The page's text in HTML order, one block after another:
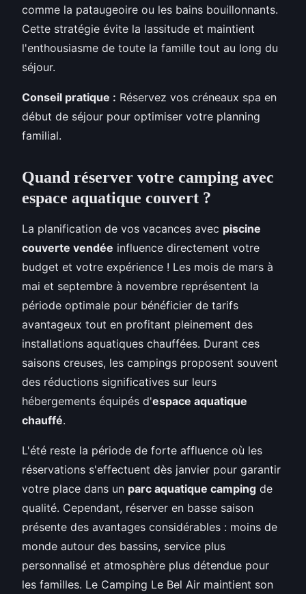
comme la pataugeoire ou les bains bouillonnants.
Cette stratégie évite la lassitude et maintient
l'enthousiasme de toute la famille tout au long du
séjour.
Conseil pratique : Réservez vos créneaux spa en
début de séjour pour optimiser votre planning
familial.
Quand réserver votre camping avec
espace aquatique couvert ?
La planification de vos vacances avec piscine
couverte vendée influence directement votre
budget et votre expérience ! Les mois de mars à
mai et septembre à novembre représentent la
période optimale pour bénéficier de tarifs
avantageux tout en profitant pleinement des
installations aquatiques chauffées. Durant ces
saisons creuses, les campings proposent souvent
des réductions significatives sur leurs
hébergements équipés d'espace aquatique
chauffé.
L'été reste la période de forte affluence où les
réservations s'effectuent dès janvier pour garantir
votre place dans un parc aquatique camping de
qualité. Cependant, réserver en basse saison
présente des avantages considérables : moins de
monde autour des bassins, service plus
personnalisé et atmosphère plus détendue pour
les familles. Le Camping Le Bel Air maintient son